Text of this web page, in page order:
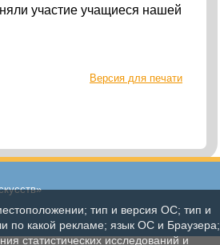
участие учащиеся нашей
Версия для печати
тип и версия ОС; тип и
по какой рекламе; язык ОС и Браузера;
статистических исследований и